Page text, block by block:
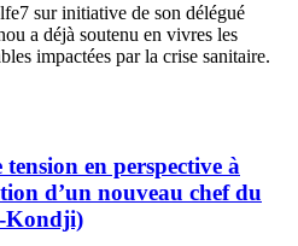
sur initiative de son délégué
a déjà soutenu en vivres les
impactées par la crise sanitaire.
en perspective à
d’un nouveau chef du
Kondji)